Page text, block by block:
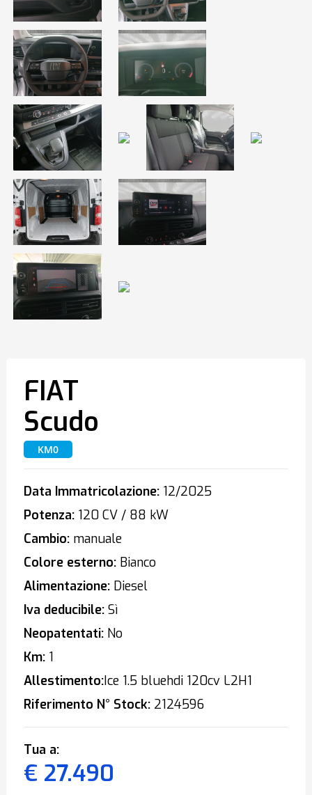
FIAT
Scudo
KM0
Data Immatricolazione:12/2025
Potenza:120 CV / 88 kW
Cambio:manuale
Colore esterno:Bianco
Alimentazione:Diesel
Iva deducibile:Sì
Neopatentati:No
Km:1
Allestimento:Ice 1.5 bluehdi 120cv L2H1
Riferimento N° Stock:2124596
Tua a:
€ 27.490